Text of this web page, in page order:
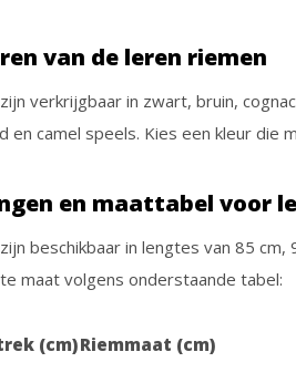
van de leren riemen
verkrijgbaar in zwart, bruin,
en camel speels. Kies een kleur die
en maattabel voor
beschikbaar in lengtes van 85
maat volgens onderstaande tabel:
(cm)Riemmaat (cm)